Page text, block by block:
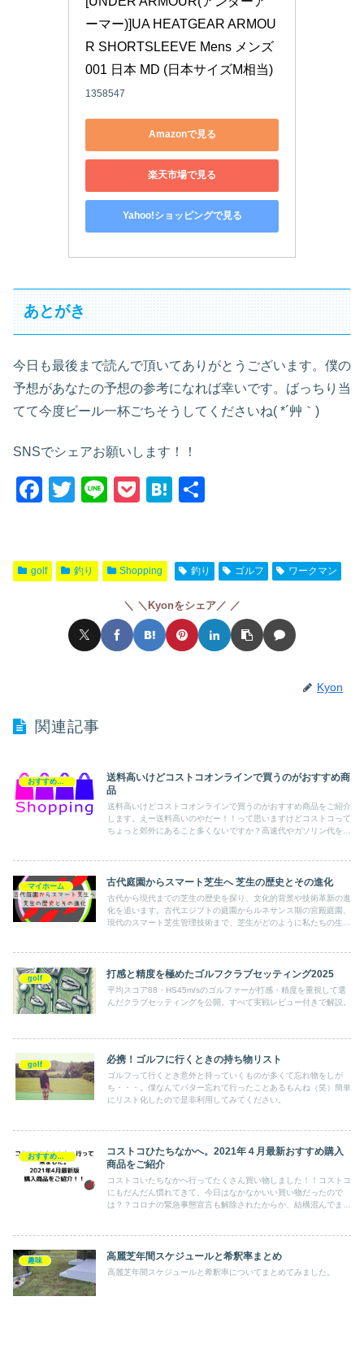
ーマー)]UA HEATGEAR ARMOU
R SHORTSLEEVE Mens メンズ
001 日本 MD (日本サイズM相当)
1358547
Amazonで見る
楽天市場で見る
Yahoo!ショッピングで見る
あとがき
今日も最後まで読んで頂いてありがとうございます。僕の
予想があなたの予想の参考になれば幸いです。ばっちり当
てて今度ビール一杯ごちそうしてくださいね( *´艸｀)
SNSでシェアお願いします！！
F
e
T
er
Li
P
et
H
n
a
golf 釣り Shopping 釣り ゴルフ ワークマン
＼Kyonをシェア／
Kyon
関連記事
おすすめ商品
送料高いけどコストコオンラインで買うのがおすすめ商
品
送料高いけどコストコオンラインで買うのがおすすめ商品をご紹介
します。えー送料高いのやだー！！って思いますけどコストコって
ちょっと郊外にあること多くないですか？高速代やガソリン代を考
マイホーム 古代庭園からスマート芝生へ 芝生の歴史とその進化
古代から現代までの芝生の歴史を探り、文化的背景や技術革新の進
化を追います。古代エジプトの庭園からルネサンス期の宮殿庭園、
現代のスマート芝生管理技術まで、芝生がどのように私たちの生活
golf 打感と精度を極めたゴルフクラブセッティング2025
平均スコア88・HS45m/sのゴルファーが打感・精度を重視して選
んだクラブセッティングを公開。すべて実戦レビュー付きで解説。
golf 必携！ゴルフに行くときの持ち物リスト
ゴルフって行くとき意外と持っていくものが多くて忘れ物をしが
ち・・・。僕なんてパター忘れて行ったことあるもんね（笑）簡単
にリスト化したので是非利用してみてください。
コストコひたちなかへ。2021年４月最新おすすめ購入
商品をご紹介
コストコいたちなかへ行ってたくさん買い物しました！！コストコ
にもだんだん慣れてきて、今日はなかなかいい買い物だったので
は？？コロナの緊急事態宣言も解除されたからか、結構混んでまし
趣味 高麗芝年間スケジュールと希釈率まとめ
高麗芝年間スケジュールと希釈率についてまとめてみました。